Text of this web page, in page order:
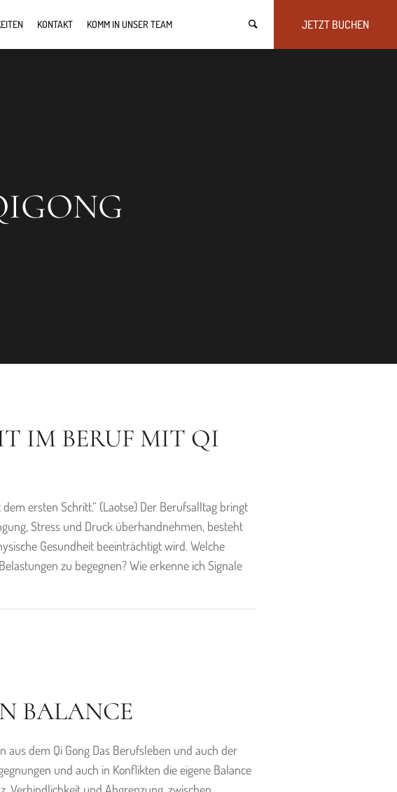
JETZT BUCHEN
KONTAKT KOMM IN UNSER TEAM
IM BERUF MIT QI
ersten Schritt.“ (Laotse) Der Berufsalltag bringt
Stress und Druck überhandnehmen, besteht
Gesundheit beeinträchtigt wird. Welche
zu begegnen? Wie erkenne ich Signale
BALANCE
aus dem Qi Gong Das Berufsleben und auch der
und auch in Konflikten die eigene Balance